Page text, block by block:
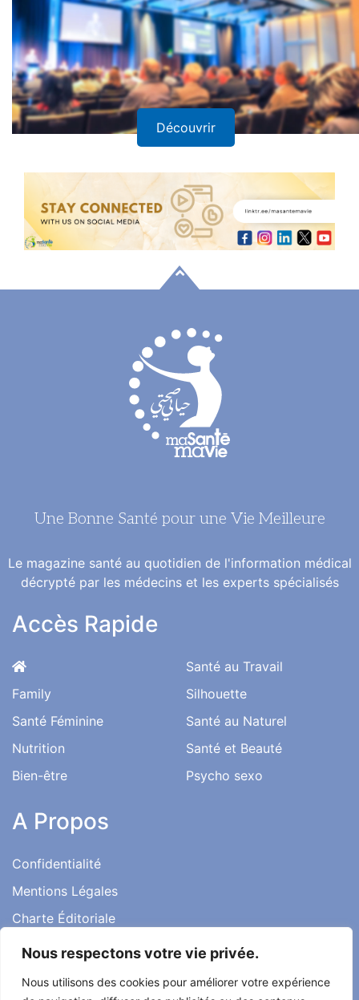
Nous respectons votre vie privée.
Nous utilisons des cookies pour améliorer votre expérience
Découvrir
Une Bonne Santé pour une Vie Meilleure
Le magazine santé au quotidien de l'information médical
décrypté par les médecins et les experts spécialisés
Accès Rapide
Family
Santé Féminine
Nutrition
Bien-être
Santé au Travail
Silhouette
Santé au Naturel
Santé et Beauté
Psycho sexo
A Propos
Confidentialité
Mentions Légales
Charte Éditoriale
Conditions d’utilisation